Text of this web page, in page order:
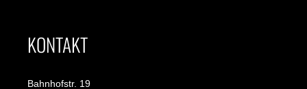
KONTAKT
Bahnhofstr. 19